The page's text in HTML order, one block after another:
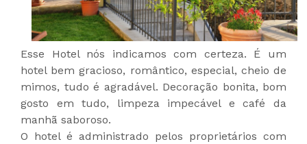
Esse Hotel nós indicamos com certeza. É um
hotel bem gracioso, romântico, especial, cheio de
mimos, tudo é agradável. Decoração bonita, bom
gosto em tudo, limpeza impecável e café da
manhã saboroso.
O hotel é administrado pelos proprietários com